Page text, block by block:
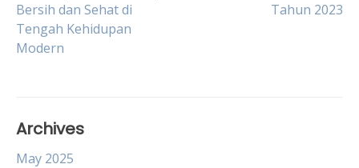
navigation
Bersih dan Sehat di
Tengah Kehidupan
Modern
Tahun 2023
Archives
May 2025